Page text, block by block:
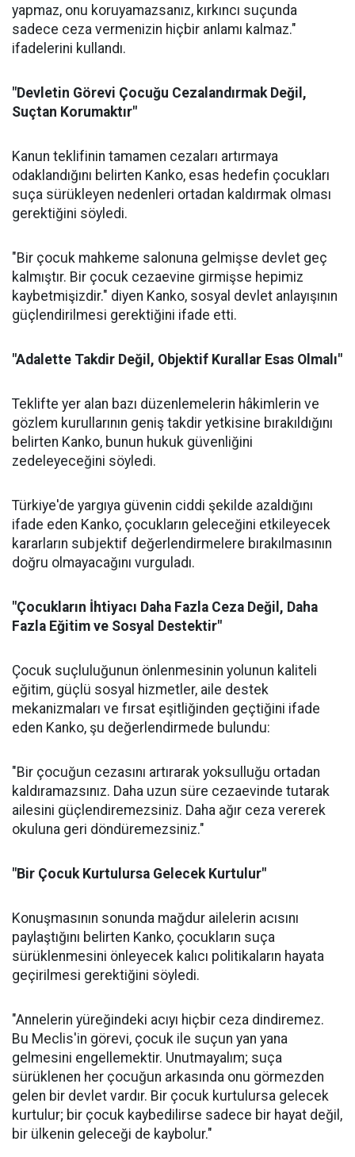
yapmaz, onu koruyamazsanız, kırkıncı suçunda
sadece ceza vermenizin hiçbir anlamı kalmaz."
ifadelerini kullandı.
"Devletin Görevi Çocuğu Cezalandırmak Değil,
Suçtan Korumaktır"
Kanun teklifinin tamamen cezaları artırmaya
odaklandığını belirten Kanko, esas hedefin çocukları
suça sürükleyen nedenleri ortadan kaldırmak olması
gerektiğini söyledi.
"Bir çocuk mahkeme salonuna gelmişse devlet geç
kalmıştır. Bir çocuk cezaevine girmişse hepimiz
kaybetmişizdir." diyen Kanko, sosyal devlet anlayışının
güçlendirilmesi gerektiğini ifade etti.
"Adalette Takdir Değil, Objektif Kurallar Esas Olmalı"
Teklifte yer alan bazı düzenlemelerin hâkimlerin ve
gözlem kurullarının geniş takdir yetkisine bırakıldığını
belirten Kanko, bunun hukuk güvenliğini
zedeleyeceğini söyledi.
Türkiye'de yargıya güvenin ciddi şekilde azaldığını
ifade eden Kanko, çocukların geleceğini etkileyecek
kararların subjektif değerlendirmelere bırakılmasının
doğru olmayacağını vurguladı.
"Çocukların İhtiyacı Daha Fazla Ceza Değil, Daha
Fazla Eğitim ve Sosyal Destektir"
Çocuk suçluluğunun önlenmesinin yolunun kaliteli
eğitim, güçlü sosyal hizmetler, aile destek
mekanizmaları ve fırsat eşitliğinden geçtiğini ifade
eden Kanko, şu değerlendirmede bulundu:
"Bir çocuğun cezasını artırarak yoksulluğu ortadan
kaldıramazsınız. Daha uzun süre cezaevinde tutarak
ailesini güçlendiremezsiniz. Daha ağır ceza vererek
okuluna geri döndüremezsiniz."
"Bir Çocuk Kurtulursa Gelecek Kurtulur"
Konuşmasının sonunda mağdur ailelerin acısını
paylaştığını belirten Kanko, çocukların suça
sürüklenmesini önleyecek kalıcı politikaların hayata
geçirilmesi gerektiğini söyledi.
"Annelerin yüreğindeki acıyı hiçbir ceza dindiremez.
Bu Meclis'in görevi, çocuk ile suçun yan yana
gelmesini engellemektir. Unutmayalım; suça
sürüklenen her çocuğun arkasında onu görmezden
gelen bir devlet vardır. Bir çocuk kurtulursa gelecek
kurtulur; bir çocuk kaybedilirse sadece bir hayat değil,
bir ülkenin geleceği de kaybolur."